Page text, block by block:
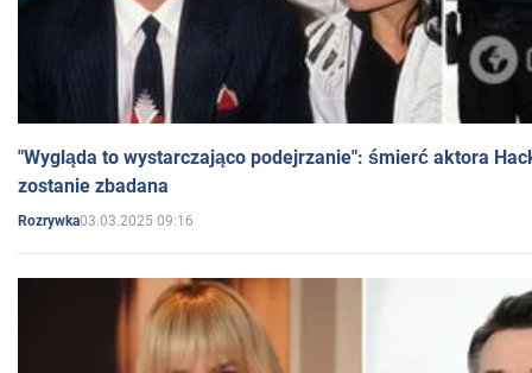
"Wygląda to wystarczająco podejrzanie": śmierć aktora
zostanie zbadana
Rozrywka03.03.2025 09:16